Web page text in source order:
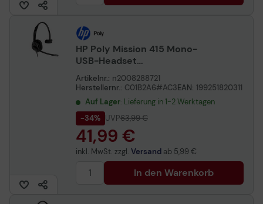
HP Poly Mission 415 Mono-
USB-Headset
(kabelgebunden) (Bulk)
Artikelnr.: n2008288721
Herstellernr.: C01B2A6#AC3EAN: 199251820311
Auf Lager: Lieferung in 1-2 Werktagen
-34% UVP63,99 €
41,99 €
inkl. MwSt. zzgl. Versand ab 5,99 €
In den Warenkorb